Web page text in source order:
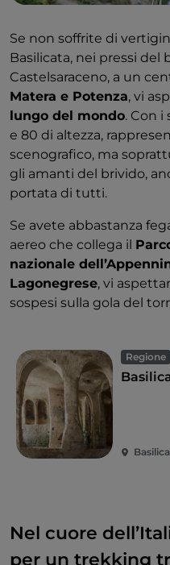
Se non soffrite di
Basilicata, nei pressi del
Castelsaraceno, a un
Matera e Potenza, vi
lungo del mondo. Con i
e 80 di altezza,
scenografico, ma
gli amanti del brivido,
portata di tutti.
Se avete abbastanza
aereo che collega il
nazionale
Lagonegrese, vi
sospesi sulla gola del
Regione
Nel cuore
per un trekking